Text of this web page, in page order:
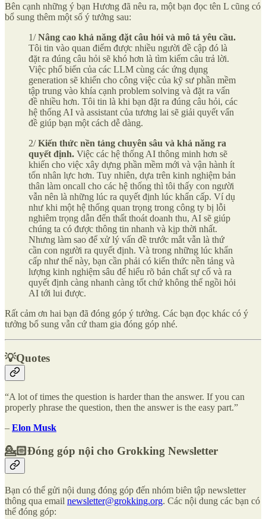
Bên cạnh những ý bạn Hương đã nêu ra, một bạn đọc tên L cũng có
bổ sung thêm một số ý tưởng sau:
1/Nâng cao khả năng đặt câu hỏi và mô tả yêu cầu.
Tôi tin vào quan điểm được nhiều người đề cập đó là
đặt ra đúng câu hỏi sẽ khó hơn là tìm kiếm câu trả lời.
Việc phổ biến của các LLM cùng các ứng dụng
generation sẽ khiến cho công việc của kỹ sư phần mềm
tập trung vào khía cạnh problem solving và đặt ra vấn
đề nhiều hơn. Tôi tin là khi bạn đặt ra đúng câu hỏi, các
hệ thống AI và assistant của tương lai sẽ giải quyết vấn
đề giúp bạn một cách dễ dàng.
2/Kiến thức nền tảng chuyên sâu và khả năng ra
quyết định. Việc các hệ thống AI thông minh hơn sẽ
khiến cho việc xây dựng phần mềm mới và vận hành ít
tốn nhân lực hơn. Tuy nhiên, dựa trên kinh nghiệm bản
thân làm oncall cho các hệ thống thì tôi thấy con người
vẫn nên là những lúc ra quyết định lúc khẩn cấp. Ví dụ
như khi một hệ thống quan trọng trong công ty bị lỗi
nghiêm trọng dẫn đến thất thoát doanh thu, AI sẽ giúp
chúng ta có được thông tin nhanh và kịp thời nhất.
Nhưng làm sao để xử lý vấn đề trước mắt vẫn là thứ
cần con người ra quyết định. Và trong những lúc khẩn
cấp như thế này, bạn cần phải có kiến thức nền tảng và
lượng kinh nghiệm sâu để hiểu rõ bản chất sự cố và ra
quyết định càng nhanh càng tốt chứ không thể ngồi hỏi
AI tới lui được.
Rất cảm ơn hai bạn đã đóng góp ý tưởng. Các bạn đọc khác có ý
tưởng bổ sung vẫn cứ tham gia đóng góp nhé.
💡Quotes
“A lot of times the question is harder than the answer. If you can
properly phrase the question, then the answer is the easy part.”
– Elon Musk
💁🏻Đóng góp nội cho Grokking Newsletter
Bạn có thể gửi nội dung đóng góp đến nhóm biên tập newsletter
thông qua email newsletter@grokking.org. Các nội dung các bạn có
thể đóng góp: